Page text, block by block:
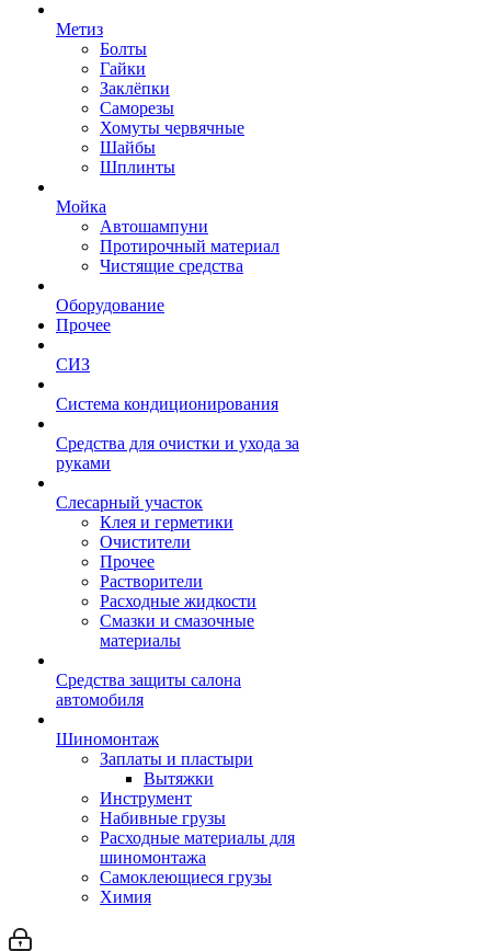
Метиз
Болты
Гайки
Заклёпки
Саморезы
Хомуты червячные
Шайбы
Шплинты
Мойка
Автошампуни
Протирочный материал
Чистящие средства
Оборудование
Прочее
СИЗ
Система кондиционирования
Средства для очистки и ухода за
руками
Слесарный участок
Клея и герметики
Очистители
Прочее
Растворители
Расходные жидкости
Смазки и смазочные
материалы
Средства защиты салона
автомобиля
Шиномонтаж
Заплаты и пластыри
Вытяжки
Инструмент
Набивные грузы
Расходные материалы для
шиномонтажа
Самоклеющиеся грузы
Химия